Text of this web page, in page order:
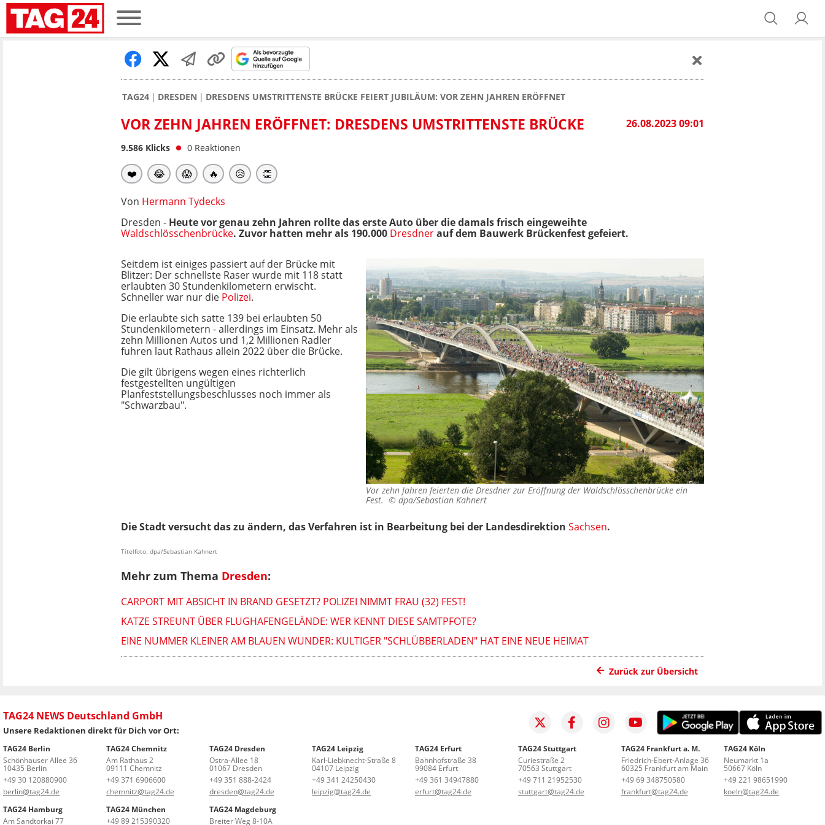
TAG24 DRESDEN DRESDENS UMSTRITTENSTE BRÜCKE FEIERT JUBILÄUM: VOR ZEHN JAHREN ERÖFFNET
26.08.2023 09:01
VOR ZEHN JAHREN ERÖFFNET: DRESDENS UMSTRITTENSTE BRÜCKE
9.586 Klicks 0 Reaktionen
❤️ 😂 😱 🔥 😥 👏
Von Hermann Tydecks
Dresden - Heute vor genau zehn Jahren rollte das erste Auto über die damals frisch eingeweihte
Waldschlösschenbrücke. Zuvor hatten mehr als 190.000 Dresdnerauf dem Bauwerk Brückenfest gefeiert.
Vor zehn Jahren feierten die Dresdner zur Eröffnung der Waldschlösschenbrücke ein
Fest. © dpa/Sebastian Kahnert
Seitdem ist einiges passiert auf der Brücke mit
Blitzer: Der schnellste Raser wurde mit 118 statt
erlaubten 30 Stundenkilometern erwischt.
Schneller war nur die Polizei.
Die erlaubte sich satte 139 bei erlaubten 50
Stundenkilometern - allerdings im Einsatz. Mehr als
zehn Millionen Autos und 1,2 Millionen Radler
fuhren laut Rathaus allein 2022 über die Brücke.
Die gilt übrigens wegen eines richterlich
festgestellten ungültigen
Planfeststellungsbeschlusses noch immer als
"Schwarzbau".
Die Stadt versucht das zu ändern, das Verfahren ist in Bearbeitung bei der Landesdirektion Sachsen.
Titelfoto: dpa/Sebastian Kahnert
Mehr zum Thema Dresden:
CARPORT MIT ABSICHT IN BRAND GESETZT? POLIZEI NIMMT FRAU (32) FEST!
KATZE STREUNT ÜBER FLUGHAFENGELÄNDE: WER KENNT DIESE SAMTPFOTE?
EINE NUMMER KLEINER AM BLAUEN WUNDER: KULTIGER "SCHLÜBBERLADEN" HAT EINE NEUE HEIMAT
Zurück zur Übersicht
TAG24 NEWS Deutschland GmbH
Unsere Redaktionen direkt für Dich vor Ort:
TAG24 Berlin
Schönhauser Allee 36
10435 Berlin
+49 30 120880900
berlin@tag24.de
TAG24 Chemnitz
Am Rathaus 2
09111 Chemnitz
+49 371 6906600
chemnitz@tag24.de
TAG24 Dresden
Ostra-Allee 18
01067 Dresden
+49 351 888-2424
dresden@tag24.de
TAG24 Leipzig
Karl-Liebknecht-Straße 8
04107 Leipzig
+49 341 24250430
leipzig@tag24.de
TAG24 Erfurt
Bahnhofstraße 38
99084 Erfurt
+49 361 34947880
erfurt@tag24.de
TAG24 Stuttgart
Curiestraße 2
70563 Stuttgart
+49 711 21952530
stuttgart@tag24.de
TAG24 Frankfurt a. M.
Friedrich-Ebert-Anlage 36
60325 Frankfurt am Main
+49 69 348750580
frankfurt@tag24.de
TAG24 Köln
Neumarkt 1a
50667 Köln
+49 221 98651990
koeln@tag24.de
TAG24 Hamburg
Am Sandtorkai 77
TAG24 München
+49 89 215390320
TAG24 Magdeburg
Breiter Weg 8-10A